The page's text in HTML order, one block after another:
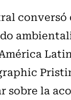
conversó
sobre la